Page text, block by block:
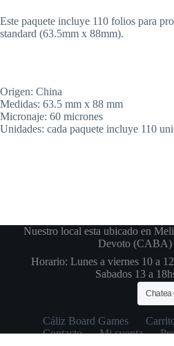
Este paquete incluye 110 folios para
standard (63.5mm x 88mm).
Origen: China
Medidas: 63.5 mm x 88 mm
Micronaje: 60 micrones
Unidades: cada paquete incluye 110
Nuestro local esta ubicado en
Devoto (CABA)
Horario: Lunes a viernes 10 a
Sabados 13 a
Cáliz Board Games
Contacto
Mi cuenta
Chatea